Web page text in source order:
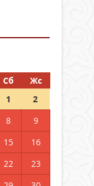
Сб
Жс
1
2
8
9
15
16
22
23